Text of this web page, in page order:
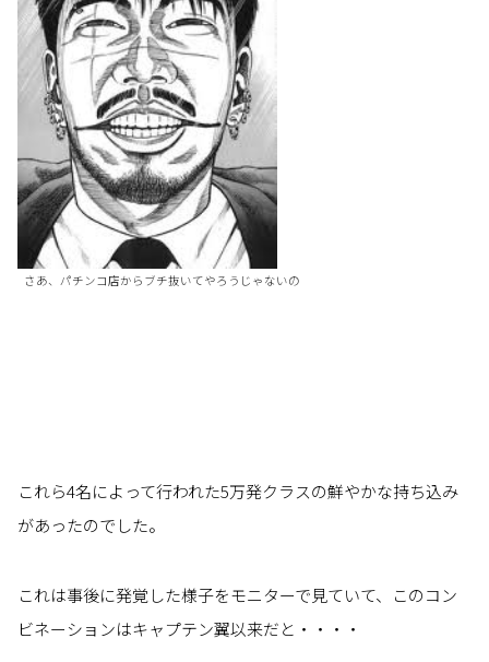
さあ、パチンコ店からブチ抜いてやろうじゃないの
これら4名によって行われた5万発クラスの鮮やかな持ち込み
があったのでした。
これは事後に発覚した様子をモニターで見ていて、このコン
ビネーションはキャプテン翼以来だと・・・・